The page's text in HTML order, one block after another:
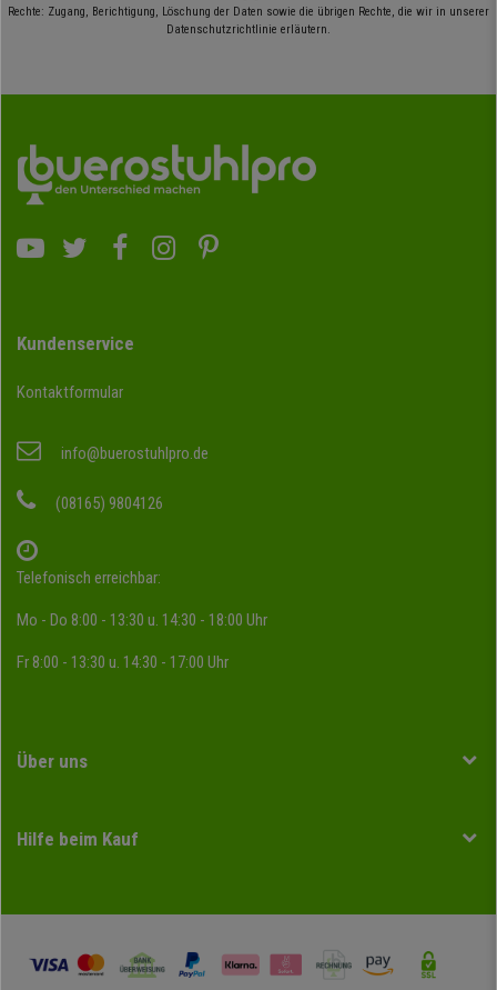
Rechte: Zugang, Berichtigung, Löschung der Daten sowie die übrigen Rechte, die wir in unserer
Datenschutzrichtlinie erläutern.
Kundenservice
Kontaktformular
info@buerostuhlpro.de
(08165) 9804126
Telefonisch erreichbar:
Mo - Do 8:00 - 13:30 u. 14:30 - 18:00 Uhr
Fr 8:00 - 13:30 u. 14:30 - 17:00 Uhr
Über uns
Hilfe beim Kauf